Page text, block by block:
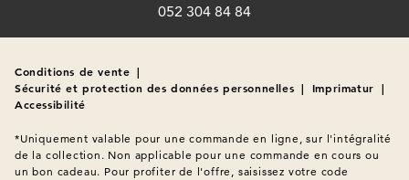
052 304 84 84
Conditions de vente |
Sécurité et protection des données personnelles | Imprimatur |
Accessibilité
*Uniquement valable pour une commande en ligne, sur l'intégralité
de la collection. Non applicable pour une commande en cours ou
un bon cadeau. Pour profiter de l'offre, saisissez votre code